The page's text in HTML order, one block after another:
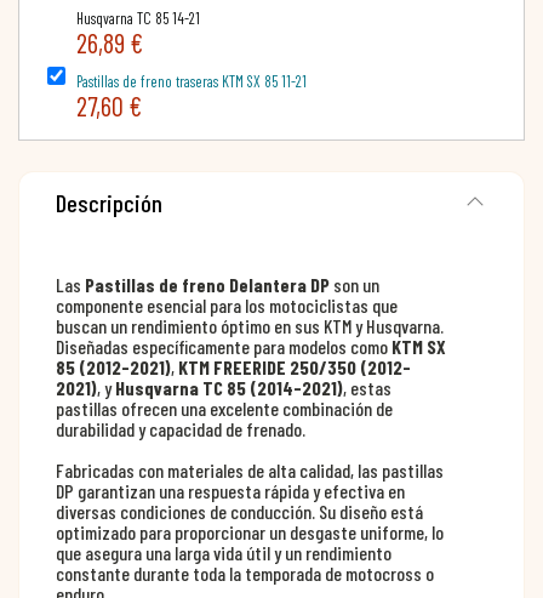
Husqvarna TC 85 14-21
26,89 €
Pastillas de freno traseras KTM SX 85 11-21
27,60 €
Descripción
Las Pastillas de freno Delantera DP son un
componente esencial para los motociclistas que
buscan un rendimiento óptimo en sus KTM y Husqvarna.
Diseñadas específicamente para modelos como KTM SX
85 (2012-2021), KTM FREERIDE 250/350 (2012-
2021), yHusqvarna TC 85 (2014-2021), estas
pastillas ofrecen una excelente combinación de
durabilidad y capacidad de frenado.
Fabricadas con materiales de alta calidad, las pastillas
DP garantizan una respuesta rápida y efectiva en
diversas condiciones de conducción. Su diseño está
optimizado para proporcionar un desgaste uniforme, lo
que asegura una larga vida útil y un rendimiento
constante durante toda la temporada de motocross o